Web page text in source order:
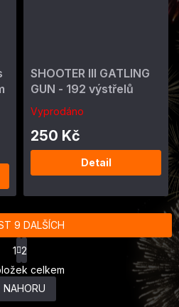
SHOOTER III GATLING
GUN - 192 výstřelů
Vyprodáno
250 Kč
Detail
O
v
l
á
9 DALŠÍCH
S
t
r
á
n
k
1 2
celkem
NAHORU